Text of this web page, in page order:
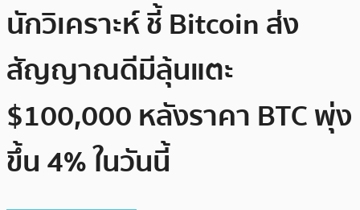
นักวิเคราะห์ ชี้ Bitcoin ส่ง
สัญญาณดีมีลุ้นแตะ
$100,000 หลังราคา BTC พุ่ง
ขึ้น 4% ในวันนี้